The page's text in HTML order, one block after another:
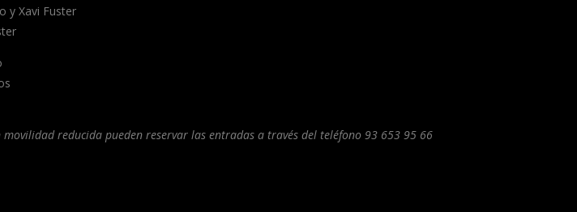
y Xavi Fuster
movilidad reducida pueden reservar las entradas a través del teléfono 93 653 95 66